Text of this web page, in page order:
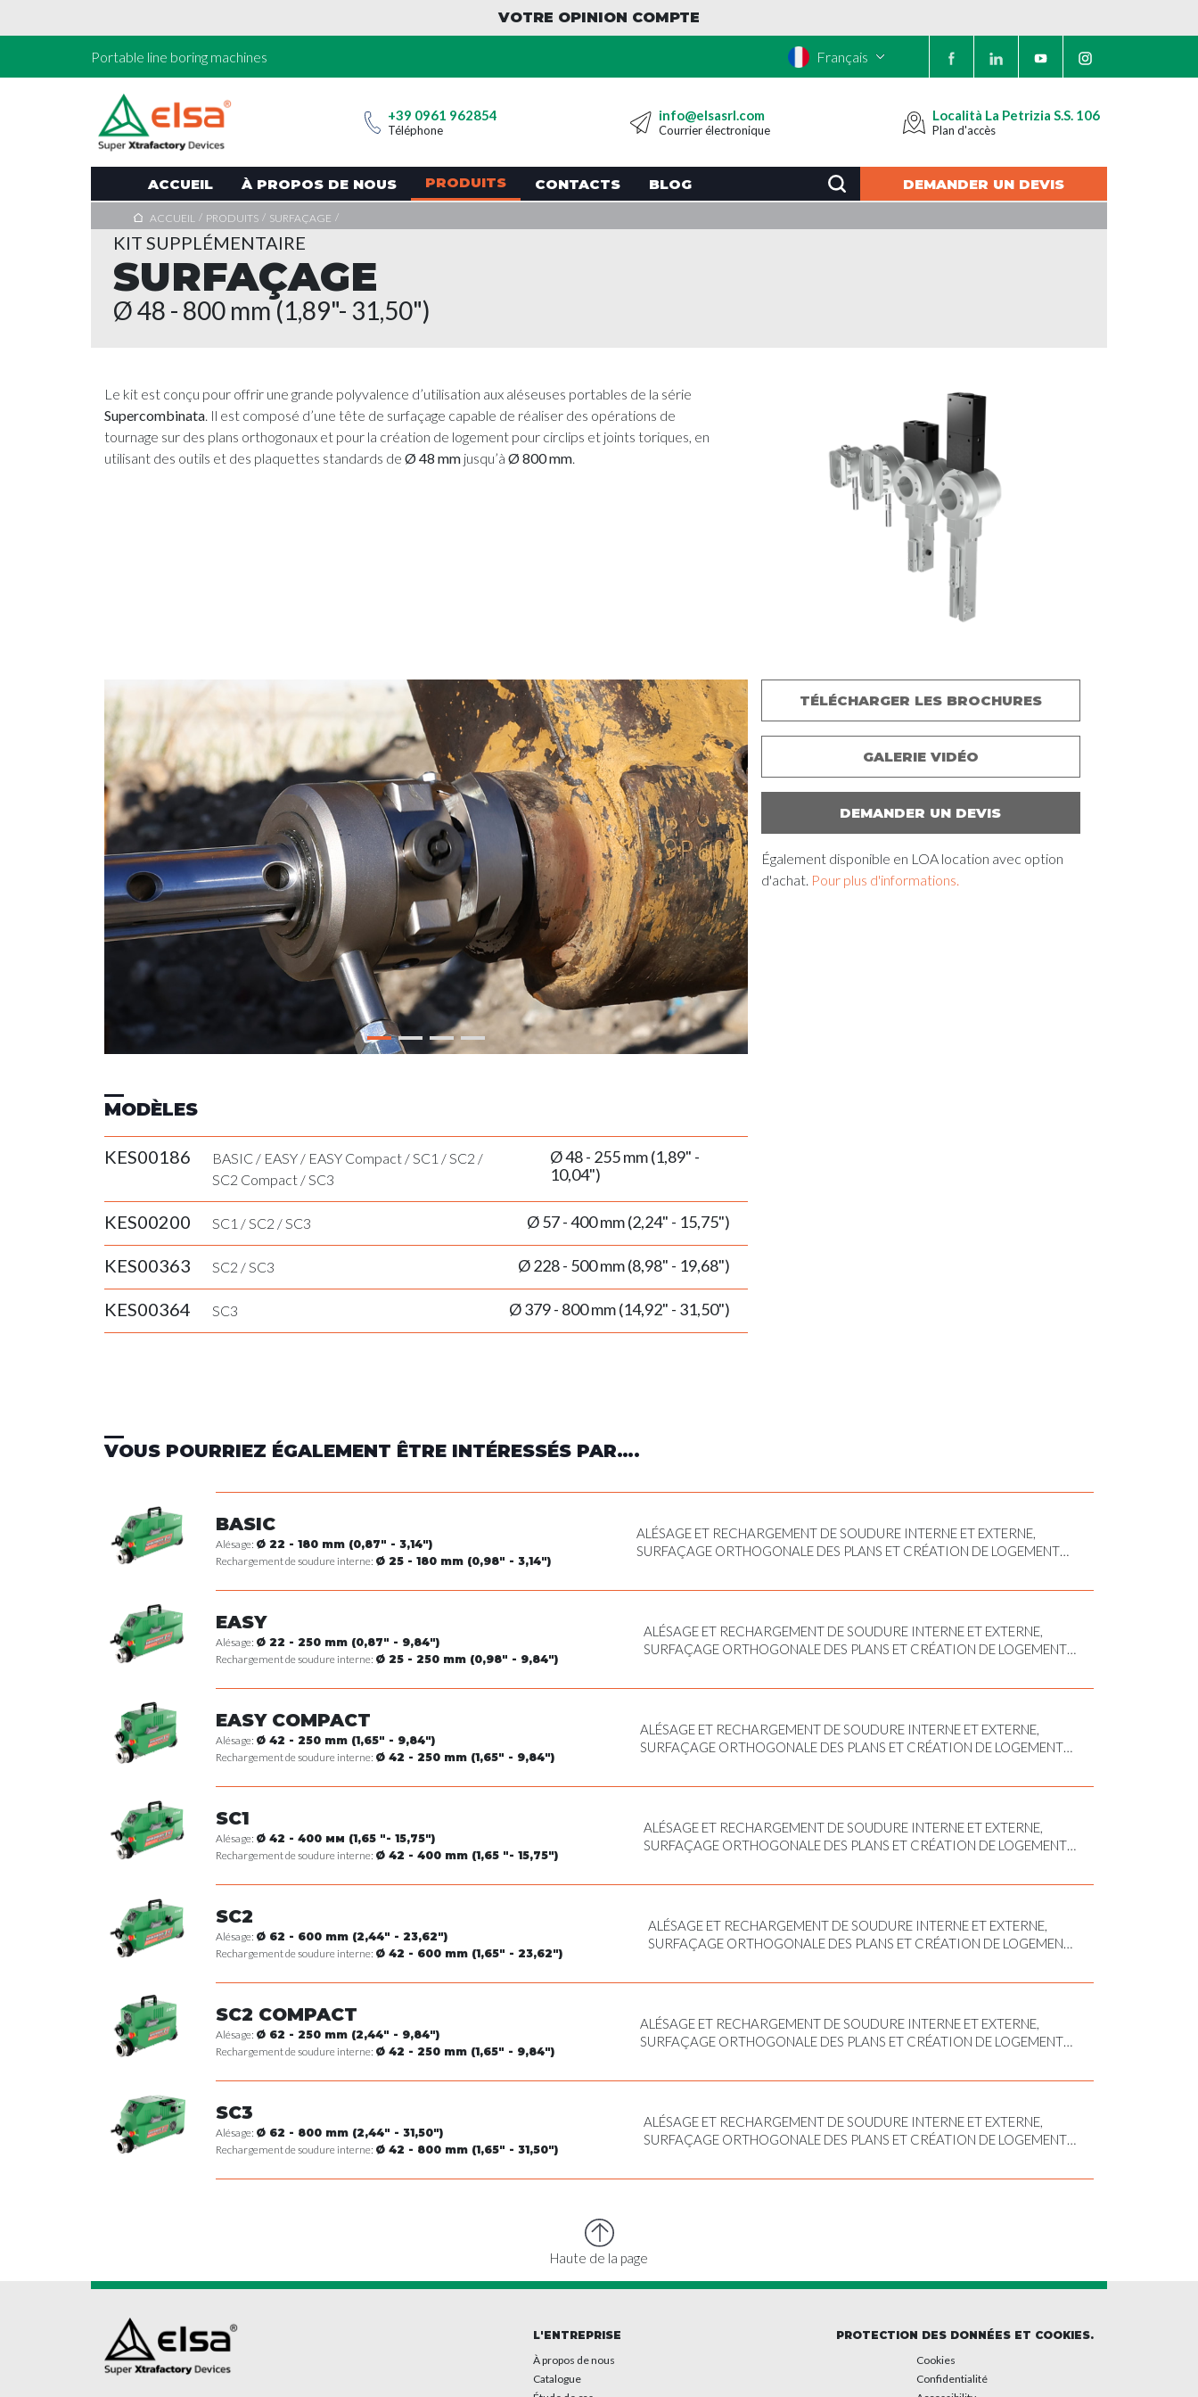
VOTRE OPINION COMPTE
Portable line boring machines Français
+39 0961 962854
Téléphone
info@elsasrl.com
Courrier électronique
Località La Petrizia S.S. 106
Plan d'accès
ACCUEIL À PROPOS DE NOUS PRODUITS CONTACTS BLOG DEMANDER UN DEVIS
ACCUEIL / PRODUITS / SURFAÇAGE /
KIT SUPPLÉMENTAIRE
SURFAÇAGE
Ø 48 - 800 mm (1,89"- 31,50")
Le kit est conçu pour offrir une grande polyvalence d’utilisation aux aléseuses portables de la série
Supercombinata. Il est composé d’une tête de surfaçage capable de réaliser des opérations de
tournage sur des plans orthogonaux et pour la création de logement pour circlips et joints toriques, en
utilisant des outils et des plaquettes standards de Ø 48 mm jusqu’à Ø 800 mm.
TÉLÉCHARGER LES BROCHURES
GALERIE VIDÉO
DEMANDER UN DEVIS
Également disponible en LOA location avec option
d'achat. Pour plus d'informations.
MODÈLES
KES00186 BASIC / EASY / EASY Compact /SC1 /SC2 /
SC2 Compact /SC3
Ø 48 - 255 mm (1,89" -
10,04")
KES00200 SC1 /SC2 /SC3 Ø 57 - 400 mm (2,24" - 15,75")
KES00363 SC2 /SC3 Ø 228 - 500 mm (8,98" - 19,68")
KES00364 SC3 Ø 379 - 800 mm (14,92" - 31,50")
VOUS POURRIEZ ÉGALEMENT ÊTRE INTÉRESSÉS PAR….
BASIC
Alésage: Ø 22 - 180 mm (0,87" - 3,14")
Rechargement de soudure interne: Ø 25 - 180 mm (0,98" - 3,14")
ALÉSAGE ET RECHARGEMENT DE SOUDURE INTERNE ET EXTERNE,
SURFAÇAGE ORTHOGONALE DES PLANS ET CRÉATION DE LOGEMENT
EASY
Alésage: Ø 22 - 250 mm (0,87" - 9,84")
Rechargement de soudure interne: Ø 25 - 250 mm (0,98" - 9,84")
ALÉSAGE ET RECHARGEMENT DE SOUDURE INTERNE ET EXTERNE,
SURFAÇAGE ORTHOGONALE DES PLANS ET CRÉATION DE LOGEMENT
EASY COMPACT
Alésage: Ø 42 - 250 mm (1,65" - 9,84")
Rechargement de soudure interne: Ø 42 - 250 mm (1,65" - 9,84")
ALÉSAGE ET RECHARGEMENT DE SOUDURE INTERNE ET EXTERNE,
SURFAÇAGE ORTHOGONALE DES PLANS ET CRÉATION DE LOGEMENT
SC1
Alésage: Ø 42 - 400 мм (1,65 "- 15,75")
Rechargement de soudure interne: Ø 42 - 400 mm (1,65 "- 15,75")
ALÉSAGE ET RECHARGEMENT DE SOUDURE INTERNE ET EXTERNE,
SURFAÇAGE ORTHOGONALE DES PLANS ET CRÉATION DE LOGEMENT
SC2
Alésage: Ø 62 - 600 mm (2,44" - 23,62")
Rechargement de soudure interne: Ø 42 - 600 mm (1,65" - 23,62")
ALÉSAGE ET RECHARGEMENT DE SOUDURE INTERNE ET EXTERNE,
SURFAÇAGE ORTHOGONALE DES PLANS ET CRÉATION DE LOGEMENT
SC2 COMPACT
Alésage: Ø 62 - 250 mm (2,44" - 9,84")
Rechargement de soudure interne: Ø 42 - 250 mm (1,65" - 9,84")
ALÉSAGE ET RECHARGEMENT DE SOUDURE INTERNE ET EXTERNE,
SURFAÇAGE ORTHOGONALE DES PLANS ET CRÉATION DE LOGEMENT
SC3
Alésage: Ø 62 - 800 mm (2,44" - 31,50")
Rechargement de soudure interne: Ø 42 - 800 mm (1,65" - 31,50")
ALÉSAGE ET RECHARGEMENT DE SOUDURE INTERNE ET EXTERNE,
SURFAÇAGE ORTHOGONALE DES PLANS ET CRÉATION DE LOGEMENT
Haute de la page
L'ENTREPRISE
À propos de nous
Catalogue
PROTECTION DES DONNÉES ET COOKIES.
Cookies
Confidentialité